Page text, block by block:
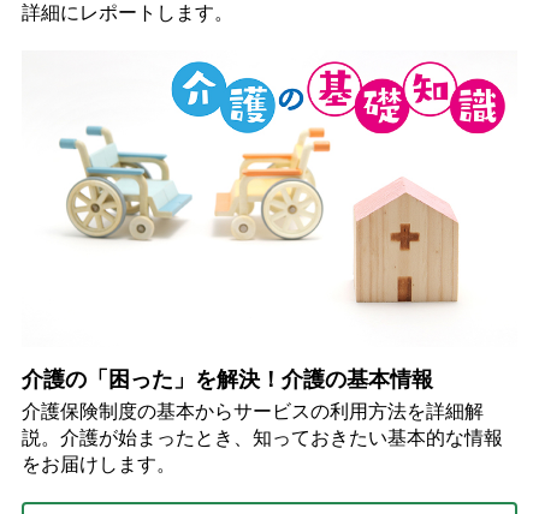
詳細にレポートします。
介護の「困った」を解決！介護の基本情報
介護保険制度の基本からサービスの利用方法を詳細解
説。介護が始まったとき、知っておきたい基本的な情報
をお届けします。